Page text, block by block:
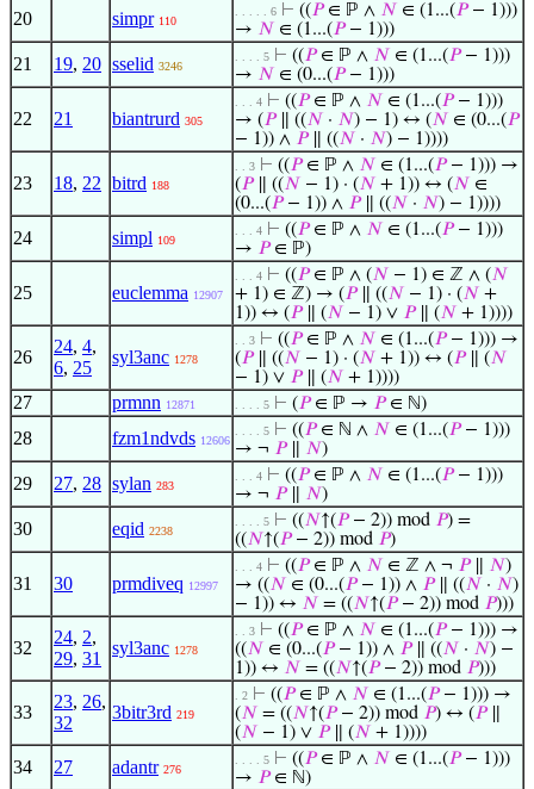
20 simpr 110
. . . . . 6 ⊢ ((𝑃∈ ℙ ∧ 𝑁 ∈ (1...(𝑃− 1)))
→ 𝑁 ∈ (1...(𝑃− 1)))
21 19, 20 sselid 3246
. . . . 5 ⊢ ((𝑃∈ ℙ ∧ 𝑁 ∈ (1...(𝑃− 1)))
→ 𝑁 ∈ (0...(𝑃− 1)))
22 21 biantrurd 305
. . . 4 ⊢ ((𝑃∈ ℙ ∧ 𝑁 ∈ (1...(𝑃− 1)))
→ (𝑃∥ ((𝑁 · 𝑁) − 1) ↔ (𝑁 ∈ (0...(𝑃
− 1)) ∧ 𝑃∥ ((𝑁 · 𝑁) − 1))))
23 18, 22 bitrd 188
. . 3 ⊢ ((𝑃∈ ℙ ∧ 𝑁 ∈ (1...(𝑃− 1))) →
(𝑃∥ ((𝑁 − 1) · (𝑁 + 1)) ↔ (𝑁 ∈
(0...(𝑃− 1)) ∧ 𝑃∥ ((𝑁 · 𝑁) − 1))))
24 simpl 109
. . . 4 ⊢ ((𝑃∈ ℙ ∧ 𝑁 ∈ (1...(𝑃− 1)))
→ 𝑃∈ ℙ)
25 euclemma 12907
. . . 4 ⊢ ((𝑃∈ ℙ ∧ (𝑁 − 1) ∈ ℤ ∧ (𝑁
+ 1) ∈ ℤ) → (𝑃∥ ((𝑁 − 1) · (𝑁 +
1)) ↔ (𝑃∥ (𝑁 − 1) ∨ 𝑃∥ (𝑁 + 1))))
26
24, 4,
6, 25
syl3anc 1278
. . 3 ⊢ ((𝑃∈ ℙ ∧ 𝑁 ∈ (1...(𝑃− 1))) →
(𝑃∥ ((𝑁 − 1) · (𝑁 + 1)) ↔ (𝑃∥ (𝑁
− 1) ∨ 𝑃∥ (𝑁 + 1))))
27 prmnn 12871 . . . . 5 ⊢ (𝑃∈ ℙ → 𝑃∈ ℕ)
28 fzm1ndvds 12606
. . . . 5 ⊢ ((𝑃∈ ℕ ∧ 𝑁 ∈ (1...(𝑃− 1)))
→ ¬ 𝑃∥ 𝑁)
29 27, 28 sylan 283
. . . 4 ⊢ ((𝑃∈ ℙ ∧ 𝑁 ∈ (1...(𝑃− 1)))
→ ¬ 𝑃∥ 𝑁)
30 eqid 2238
. . . . 5 ⊢ ((𝑁↑(𝑃− 2)) mod 𝑃) =
((𝑁↑(𝑃− 2)) mod 𝑃)
31 30 prmdiveq 12997
. . . 4 ⊢ ((𝑃∈ ℙ ∧ 𝑁 ∈ ℤ ∧ ¬ 𝑃∥ 𝑁)
→ ((𝑁 ∈ (0...(𝑃− 1)) ∧ 𝑃∥ ((𝑁 · 𝑁)
− 1)) ↔ 𝑁 = ((𝑁↑(𝑃− 2)) mod 𝑃)))
32
24, 2,
29, 31
syl3anc 1278
. . 3 ⊢ ((𝑃∈ ℙ ∧ 𝑁 ∈ (1...(𝑃− 1))) →
((𝑁 ∈ (0...(𝑃− 1)) ∧ 𝑃∥ ((𝑁 · 𝑁) −
1)) ↔ 𝑁 = ((𝑁↑(𝑃− 2)) mod 𝑃)))
33
23, 26,
32
3bitr3rd 219
. 2 ⊢ ((𝑃∈ ℙ ∧ 𝑁 ∈ (1...(𝑃− 1))) →
(𝑁 = ((𝑁↑(𝑃− 2)) mod 𝑃) ↔ (𝑃∥
(𝑁 − 1) ∨ 𝑃∥ (𝑁 + 1))))
34 27 adantr 276
. . . . 5 ⊢ ((𝑃∈ ℙ ∧ 𝑁 ∈ (1...(𝑃− 1)))
→ 𝑃∈ ℕ)